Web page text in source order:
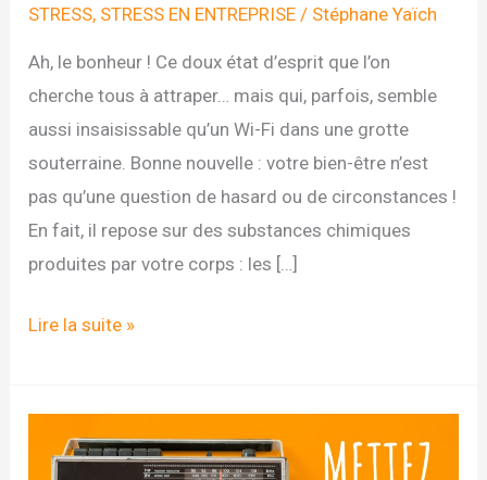
STRESS, STRESS EN ENTREPRISE / Stéphane Yaïch
Ah, le bonheur ! Ce doux état d’esprit que l’on
cherche tous à attraper… mais qui, parfois, semble
aussi insaisissable qu’un Wi-Fi dans une grotte
souterraine. Bonne nouvelle : votre bien-être n’est
pas qu’une question de hasard ou de circonstances !
En fait, il repose sur des substances chimiques
produites par votre corps : les […]
Comment
Lire la suite »